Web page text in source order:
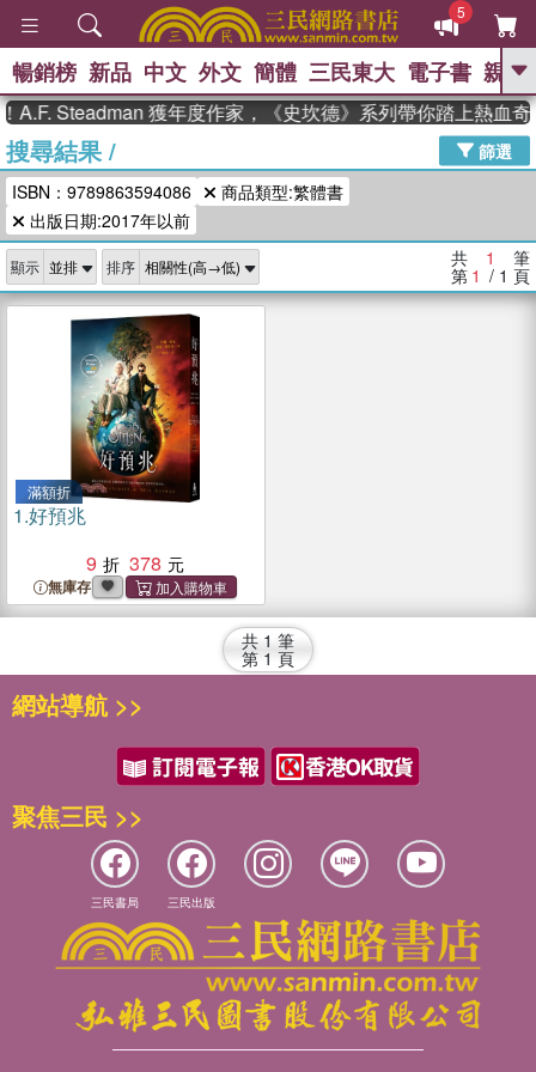
5
GO
高希均教授回憶錄
、 The Odyssey 、 父親節 、 如果歷
史是一群喵 、
登輝時代 、 數學女孩：黎曼猜想 、
偉大的迷走神經
暢銷榜 新品 中文 外文 簡體 三民東大 電子書 親子
A.F. Steadman 獲年度作家，《史坎德》系列帶你踏上熱血奇
搜尋結果/
篩選
ISBN：9789863594086
商品類型:繁體書
出版日期:2017年以前
顯示 排序 共 1 筆
第 1 / 1 頁
滿額折
1.好預兆
9
378
無庫存
共 1 筆
第 1 頁
網站導航 >>
聚焦三民 >>
三民書局 三民出版